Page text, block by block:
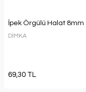
İpek Örgülü Halat 8mm
DİMKA
69,30 TL